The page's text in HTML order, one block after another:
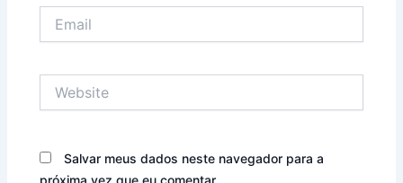
Salvar meus dados neste navegador para a
próxima vez que eu comentar.